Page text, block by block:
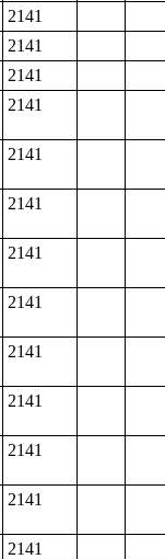
2141
2141
2141
2141
2141
2141
2141
2141
2141
2141
2141
2141
2141